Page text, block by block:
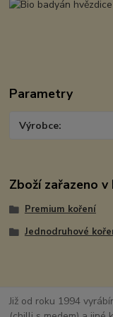
Parametry
Výrobce
Zboží zařazeno
Premium koření
Jednodruhové
Již od roku 1994